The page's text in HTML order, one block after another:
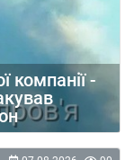
компанії -